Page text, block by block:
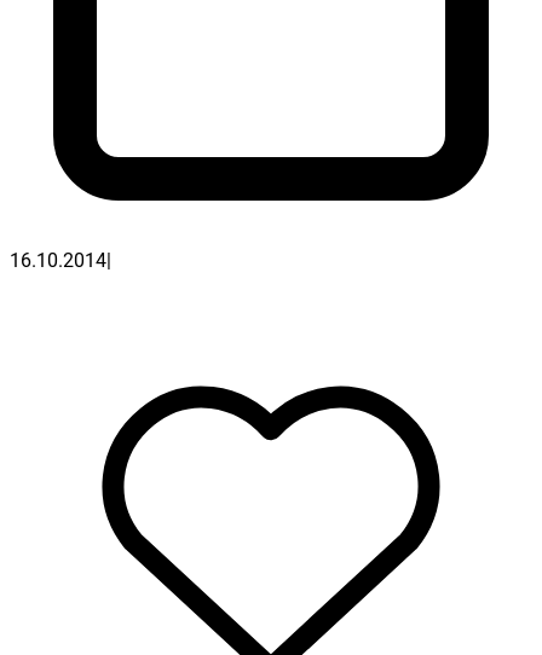
16.10.2014|